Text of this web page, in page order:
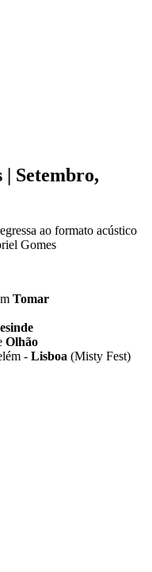
| Setembro,
ao formato acústico
Gomes
Tomar
Olhão
- Lisboa (Misty Fest)